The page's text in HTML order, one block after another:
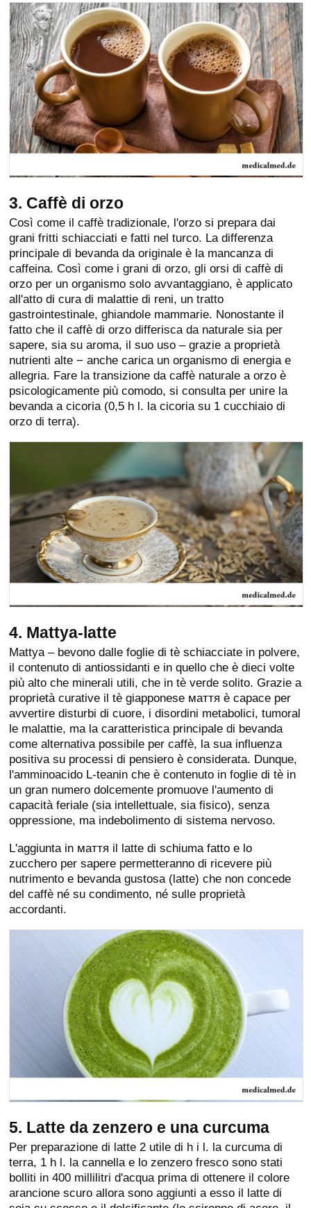
3. Caffè di orzo
Così come il caffè tradizionale, l'orzo si prepara dai
grani fritti schiacciati e fatti nel turco. La differenza
principale di bevanda da originale è la mancanza di
caffeina. Così come i grani di orzo, gli orsi di caffè di
orzo per un organismo solo avvantaggiano, è applicato
all'atto di cura di malattie di reni, un tratto
gastrointestinale, ghiandole mammarie. Nonostante il
fatto che il caffè di orzo differisca da naturale sia per
sapere, sia su aroma, il suo uso – grazie a proprietà
nutrienti alte − anche carica un organismo di energia e
allegria. Fare la transizione da caffè naturale a orzo è
psicologicamente più comodo, si consulta per unire la
bevanda a cicoria (0,5 h l. la cicoria su 1 cucchiaio di
orzo di terra).
4. Mattya-latte
Mattya – bevono dalle foglie di tè schiacciate in polvere,
il contenuto di antiossidanti e in quello che è dieci volte
più alto che minerali utili, che in tè verde solito. Grazie a
proprietà curative il tè giapponese маття è capace per
avvertire disturbi di cuore, i disordini metabolici, tumoral
le malattie, ma la caratteristica principale di bevanda
come alternativa possibile per caffè, la sua influenza
positiva su processi di pensiero è considerata. Dunque,
l'amminoacido L-teanin che è contenuto in foglie di tè in
un gran numero dolcemente promuove l'aumento di
capacità feriale (sia intellettuale, sia fisico), senza
oppressione, ma indebolimento di sistema nervoso.
L'aggiunta in маття il latte di schiuma fatto e lo
zucchero per sapere permetteranno di ricevere più
nutrimento e bevanda gustosa (latte) che non concede
del caffè né su condimento, né sulle proprietà
accordanti.
5. Latte da zenzero e una curcuma
Per preparazione di latte 2 utile di h i l. la curcuma di
terra, 1 h l. la cannella e lo zenzero fresco sono stati
bolliti in 400 millilitri d'acqua prima di ottenere il colore
arancione scuro allora sono aggiunti a esso il latte di